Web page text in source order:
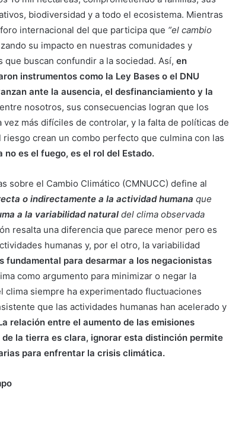
biodiversidad y a todo el ecosistema. Mientras
internacional del que participa que “el cambio
su impacto en nuestras comunidades y
buscan confundir a la sociedad. Así, en
instrumentos como la Ley Bases o el DNU
ante la ausencia, el desfinanciamiento y la
nosotros, sus consecuencias logran que los
más difíciles de controlar, y la falta de políticas de
crean un combo perfecto que culmina con las
no es el fuego, es el rol del Estado.
sobre el Cambio Climático (CMNUCC) define al
o indirectamente a la actividad humana que
a la variabilidad natural del clima observada
resalta una diferencia que parece menor pero es
humanas y, por el otro, la variabilidad
fundamental para desarmar a los negacionistas
como argumento para minimizar o negar la
clima siempre ha experimentado fluctuaciones
que las actividades humanas han acelerado y
relación entre el aumento de las emisiones
la tierra es clara, ignorar esta distinción permite
para enfrentar la crisis climática.